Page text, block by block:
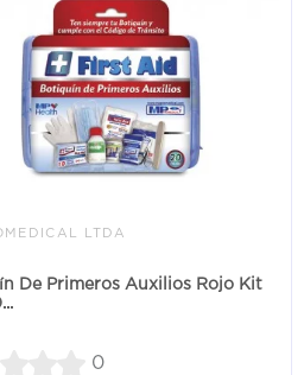
LTDA
De Primeros Auxilios Rojo Kit
0